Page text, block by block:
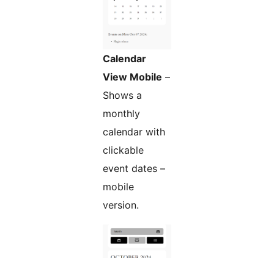
Calendar
View Mobile –
Shows a
monthly
calendar with
clickable
event dates –
mobile
version.